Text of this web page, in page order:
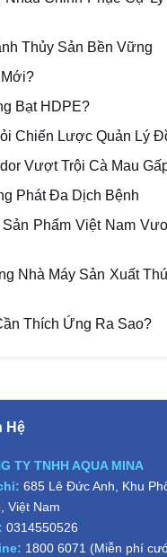
Thủy Sản Bền Vững
Mới?
Bạt HDPE?
Chiến Lược Quản Lý
Vượt Trội Cà Mau
Phát Đa Dịch Bệnh
Phẩm Việt Nam
Nhà Máy Sản Xuất
Thích Ứng Ra Sao?
Hệ
TY TNHH AQUA MINA
685 Lê Đức Anh, Khu
Việt Nam
0314550526
1800 6071 (Miễn phí